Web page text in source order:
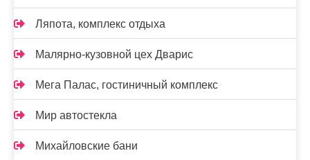
Ляпота, комплекс отдыха
Малярно-кузовной цех Дварис
Мега Палас, гостиничный комплекс
Мир автостекла
Михайловские бани